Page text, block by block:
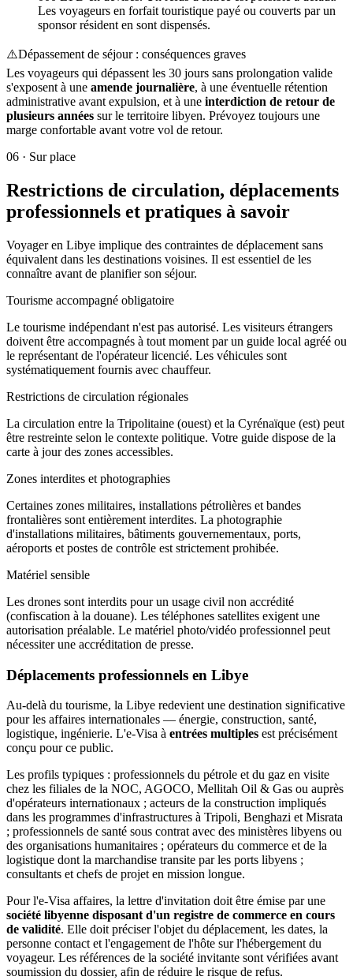
Les voyageurs en forfait touristique payé ou couverts par un
sponsor résident en sont dispensés.
⚠️Dépassement de séjour : conséquences graves
Les voyageurs qui dépassent les 30 jours sans prolongation valide
s'exposent à une amende journalière, à une éventuelle rétention
administrative avant expulsion, et à une interdiction de retour de
plusieurs années sur le territoire libyen. Prévoyez toujours une
marge confortable avant votre vol de retour.
06 · Sur place
Restrictions de circulation, déplacements
professionnels et pratiques à savoir
Voyager en Libye implique des contraintes de déplacement sans
équivalent dans les destinations voisines. Il est essentiel de les
connaître avant de planifier son séjour.
Tourisme accompagné obligatoire
Le tourisme indépendant n'est pas autorisé. Les visiteurs étrangers
doivent être accompagnés à tout moment par un guide local agréé ou
le représentant de l'opérateur licencié. Les véhicules sont
systématiquement fournis avec chauffeur.
Restrictions de circulation régionales
La circulation entre la Tripolitaine (ouest) et la Cyrénaïque (est) peut
être restreinte selon le contexte politique. Votre guide dispose de la
carte à jour des zones accessibles.
Zones interdites et photographies
Certaines zones militaires, installations pétrolières et bandes
frontalières sont entièrement interdites. La photographie
d'installations militaires, bâtiments gouvernementaux, ports,
aéroports et postes de contrôle est strictement prohibée.
Matériel sensible
Les drones sont interdits pour un usage civil non accrédité
(confiscation à la douane). Les téléphones satellites exigent une
autorisation préalable. Le matériel photo/vidéo professionnel peut
nécessiter une accréditation de presse.
Déplacements professionnels en Libye
Au-delà du tourisme, la Libye redevient une destination significative
pour les affaires internationales — énergie, construction, santé,
logistique, ingénierie. L'e-Visa à entrées multiples est précisément
conçu pour ce public.
Les profils typiques : professionnels du pétrole et du gaz en visite
chez les filiales de la NOC, AGOCO, Mellitah Oil & Gas ou auprès
d'opérateurs internationaux ; acteurs de la construction impliqués
dans les programmes d'infrastructures à Tripoli, Benghazi et Misrata
; professionnels de santé sous contrat avec des ministères libyens ou
des organisations humanitaires ; opérateurs du commerce et de la
logistique dont la marchandise transite par les ports libyens ;
consultants et chefs de projet en mission longue.
Pour l'e-Visa affaires, la lettre d'invitation doit être émise par une
société libyenne disposant d'un registre de commerce en cours
de validité. Elle doit préciser l'objet du déplacement, les dates, la
personne contact et l'engagement de l'hôte sur l'hébergement du
voyageur. Les références de la société invitante sont vérifiées avant
soumission du dossier, afin de réduire le risque de refus.